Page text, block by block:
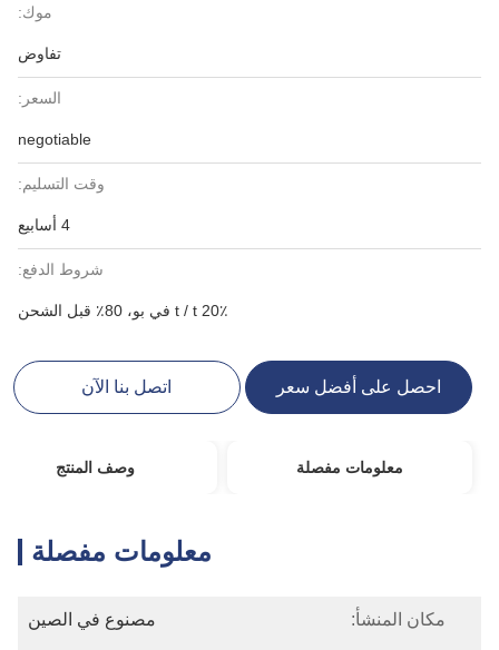
موك:
تفاوض
السعر:
negotiable
وقت التسليم:
4 أسابيع
شروط الدفع:
20٪ t / t في بو، 80٪ قبل الشحن
احصل على أفضل سعر اتصل بنا الآن
معلومات مفصلة وصف المنتج
معلومات مفصلة
مكان المنشأ: مصنوع في الصين